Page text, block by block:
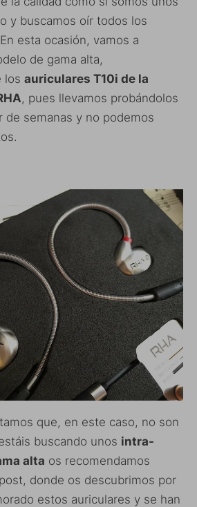
y buscamos oír todos los
esta ocasión, vamos a
de gama alta,
los auriculares T10i de la
, pues llevamos probándolos
de semanas y no podemos
que, en este caso, no son
buscando unos intra-
alta os recomendamos
donde os descubrimos por
estos auriculares y se han